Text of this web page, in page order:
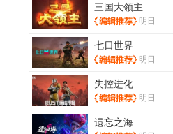
三国大领主
明日
七日世界
明日
失控进化
明日
遗忘之海